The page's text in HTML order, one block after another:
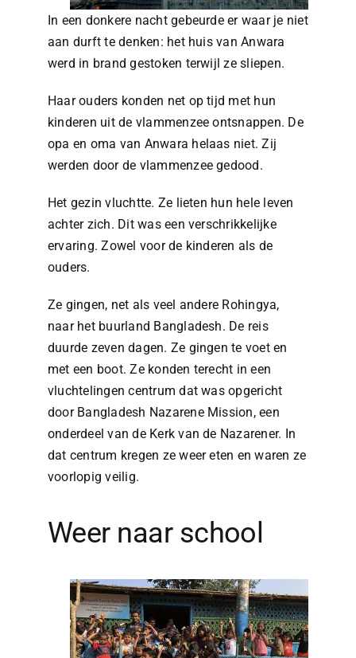
In een donkere nacht gebeurde er waar je niet
aan durft te denken: het huis van Anwara
werd in brand gestoken terwijl ze sliepen.
Haar ouders konden net op tijd met hun
kinderen uit de vlammenzee ontsnappen. De
opa en oma van Anwara helaas niet. Zij
werden door de vlammenzee gedood.
Het gezin vluchtte. Ze lieten hun hele leven
achter zich. Dit was een verschrikkelijke
ervaring. Zowel voor de kinderen als de
ouders.
Ze gingen, net als veel andere Rohingya,
naar het buurland Bangladesh. De reis
duurde zeven dagen. Ze gingen te voet en
met een boot. Ze konden terecht in een
vluchtelingen centrum dat was opgericht
door Bangladesh Nazarene Mission, een
onderdeel van de Kerk van de Nazarener. In
dat centrum kregen ze weer eten en waren ze
voorlopig veilig.
Weer naar school